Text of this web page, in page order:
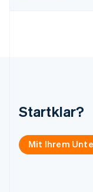
Startklar?
Mit Ihrem
English 简体中文
Slowenien